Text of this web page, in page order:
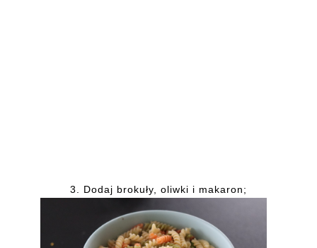
3. Dodaj brokuły, oliwki i makaron;